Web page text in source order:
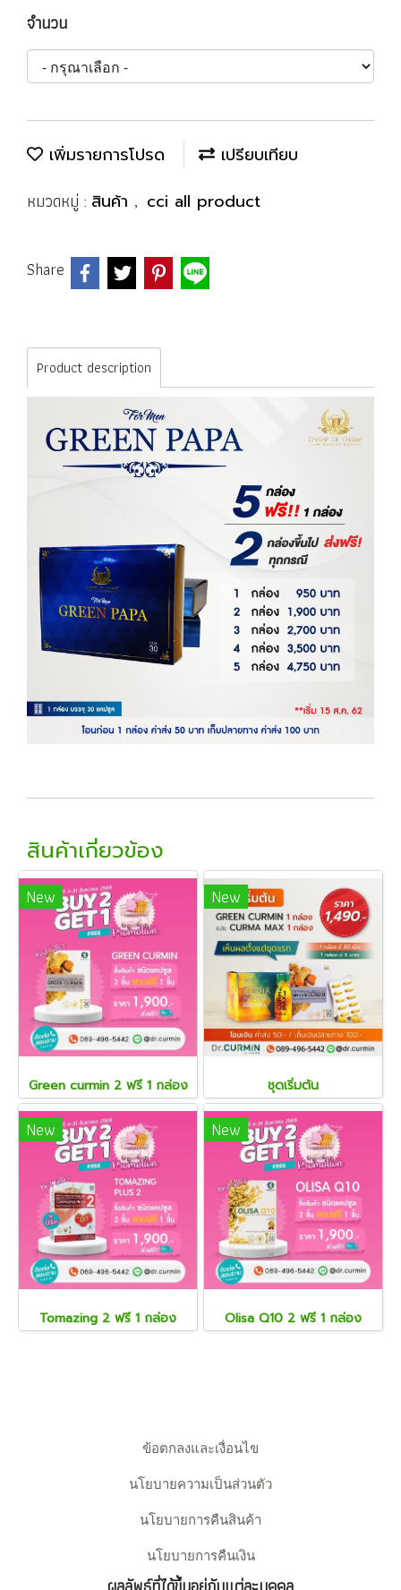
จำนวน
เพิ่มรายการโปรด เปรียบเทียบ
หมวดหมู่ : สินค้า , cci all product
Share
Product description
สินค้าเกี่ยวข้อง
New
Green curmin 2 ฟรี 1 กล่อง
New
ชุดเริ่มต้น
New
Tomazing 2 ฟรี 1 กล่อง
New
Olisa Q10 2 ฟรี 1 กล่อง
ข้อตกลงและเงื่อนไข
นโยบายความเป็นส่วนตัว
นโยบายการคืนสินค้า
นโยบายการคืนเงิน